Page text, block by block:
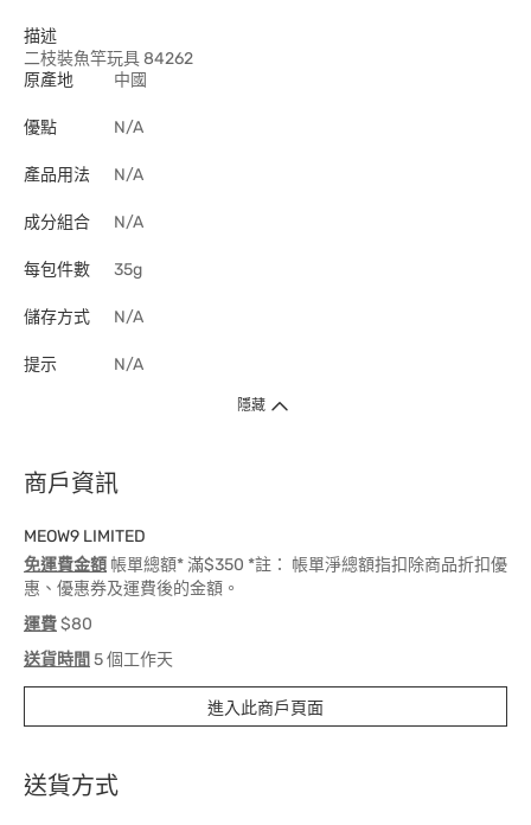
描述
二枝裝魚竿玩具 84262
原產地
中國
優點 N/A
產品用法 N/A
成分組合 N/A
每包件數 35g
儲存方式 N/A
提示 N/A
隱藏
商戶資訊
MEOW9 LIMITED
免運費金額 帳單總額* 滿$350 *註： 帳單淨總額指扣除商品折扣優
惠、優惠券及運費後的金額。
運費$80
送貨時間 5 個工作天
進入此商戶頁面
送貨方式